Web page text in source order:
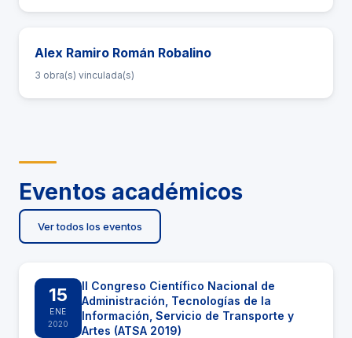
Alex Ramiro Román Robalino
3 obra(s) vinculada(s)
Eventos académicos
Ver todos los eventos
15
ENE
2020
II Congreso Científico Nacional de
Administración, Tecnologías de la
Información, Servicio de Transporte y
Artes (ATSA 2019)